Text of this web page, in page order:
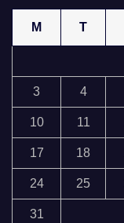
M T
3 4
10 11
17 18
24 25
31